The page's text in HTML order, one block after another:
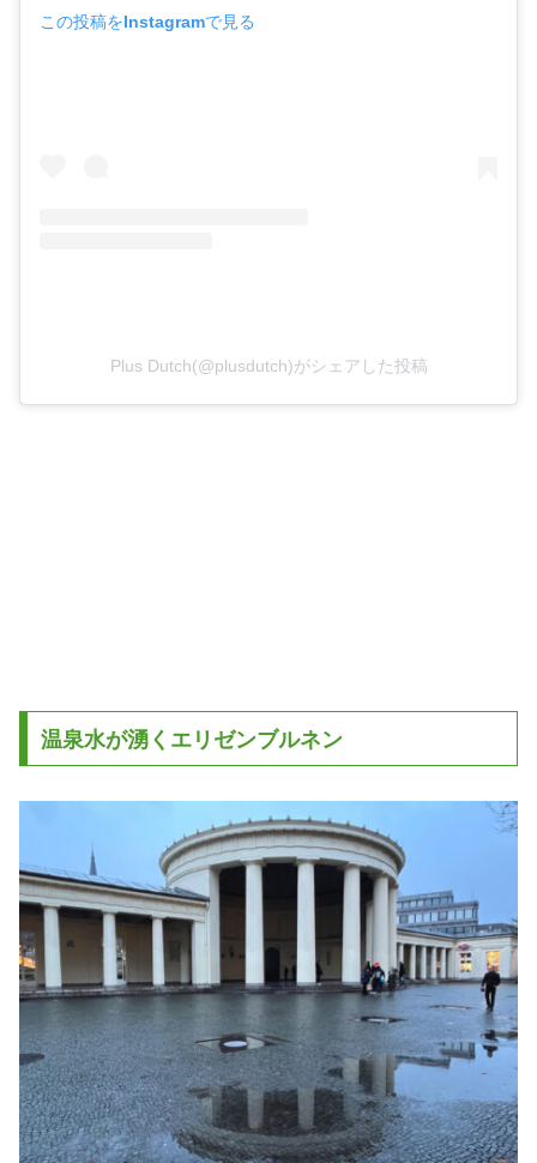
この投稿をInstagramで見る
Plus Dutch(@plusdutch)がシェアした投稿
温泉水が湧くエリゼンブルネン